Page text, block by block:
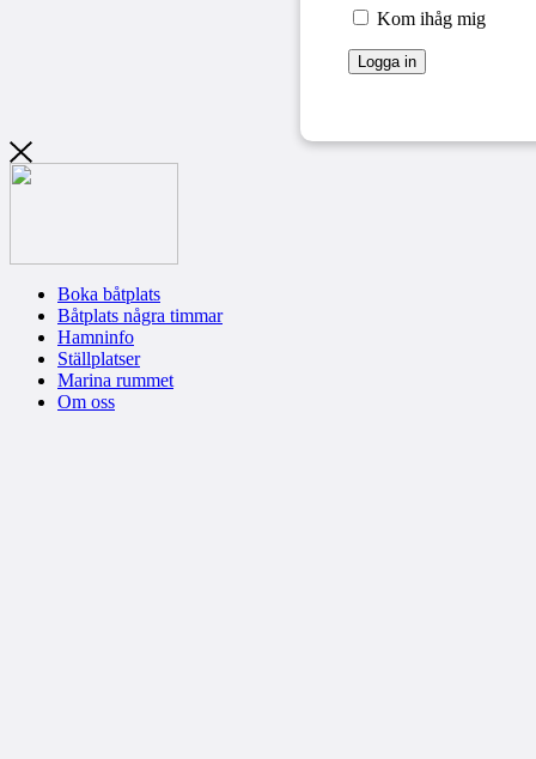
Kom ihåg mig
Boka båtplats
Båtplats några timmar
Hamninfo
Ställplatser
Marina rummet
Om oss